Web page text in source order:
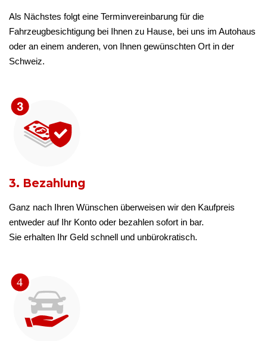
Als Nächstes folgt eine Terminvereinbarung für die
Fahrzeugbesichtigung bei Ihnen zu Hause, bei uns im Autohaus
oder an einem anderen, von Ihnen gewünschten Ort in der
Schweiz.
3. Bezahlung
Ganz nach Ihren Wünschen überweisen wir den Kaufpreis
entweder auf Ihr Konto oder bezahlen sofort in bar.
Sie erhalten Ihr Geld schnell und unbürokratisch.